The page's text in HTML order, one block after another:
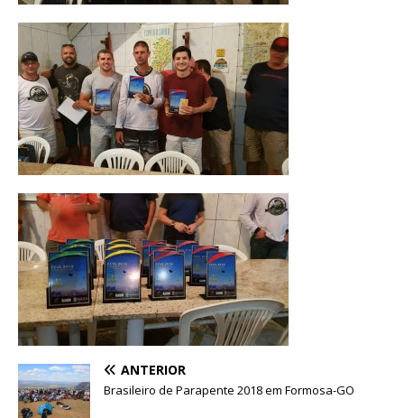
ANTERIOR
Brasileiro de Parapente 2018 em Formosa-GO